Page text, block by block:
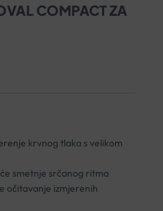
COMPACT ZA
krvnog tlaka s velikom
smetnje srčanog ritma
očitavanje izmjerenih